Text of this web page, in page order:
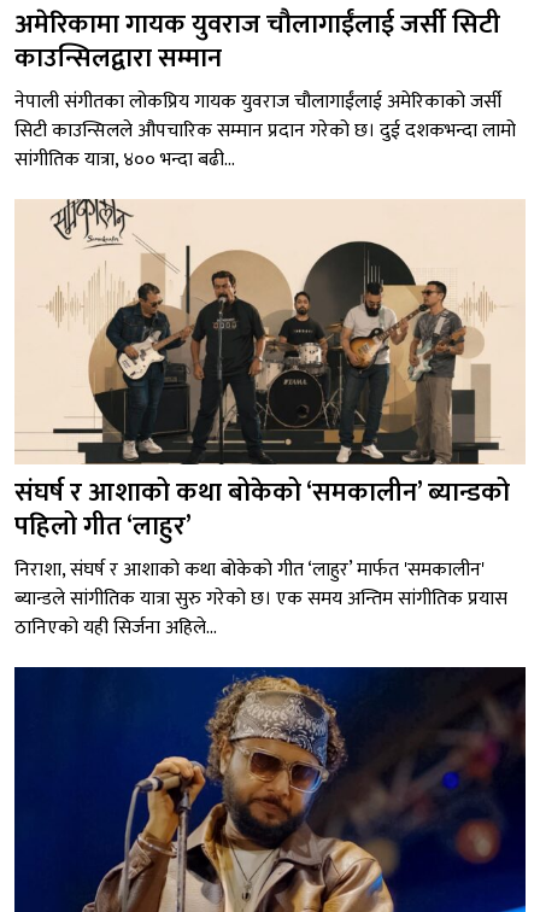
अमेरिकामा गायक युवराज चौलागाईंलाई जर्सी सिटी
काउन्सिलद्वारा सम्मान
नेपाली संगीतका लोकप्रिय गायक युवराज चौलागाईंलाई अमेरिकाको जर्सी
सिटी काउन्सिलले औपचारिक सम्मान प्रदान गरेको छ। दुई दशकभन्दा लामो
सांगीतिक यात्रा, ४०० भन्दा बढी...
संघर्ष र आशाको कथा बोकेको ‘समकालीन’ ब्यान्डको
पहिलो गीत ‘लाहुर’
निराशा, संघर्ष र आशाको कथा बोकेको गीत ‘लाहुर’ मार्फत 'समकालीन'
ब्यान्डले सांगीतिक यात्रा सुरु गरेको छ। एक समय अन्तिम सांगीतिक प्रयास
ठानिएको यही सिर्जना अहिले...